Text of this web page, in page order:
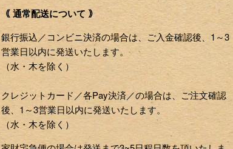
｟ 通常配送について ｠
銀行振込／コンビニ決済の場合は、ご入金確認後、1～3
営業日以内に発送いたします。
（水・木を除く）
クレジットカード／各Pay決済／の場合は、ご注文確認
後、1～3営業日以内に発送いたします。
（水・木を除く）